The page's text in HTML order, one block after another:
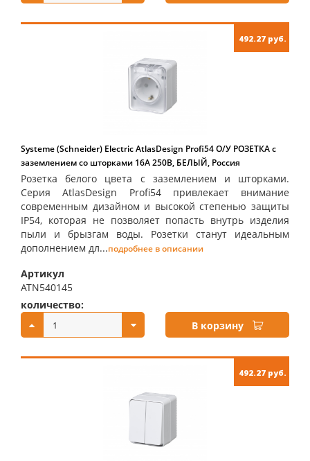
492.27 руб.
Systeme (Schneider) Electric AtlasDesign Profi54 O/У РОЗЕТКА с
заземлением со шторками 16А 250B, БЕЛЫЙ, Россия
Розетка белого цвета с заземлением и шторками.
Серия AtlasDesign Profi54 привлекает внимание
современным дизайном и высокой степенью защиты
IP54, которая не позволяет попасть внутрь изделия
пыли и брызгам воды. Розетки станут идеальным
дополнением дл...подробнее в описании
Артикул
ATN540145
количество:
В корзину
492.27 руб.